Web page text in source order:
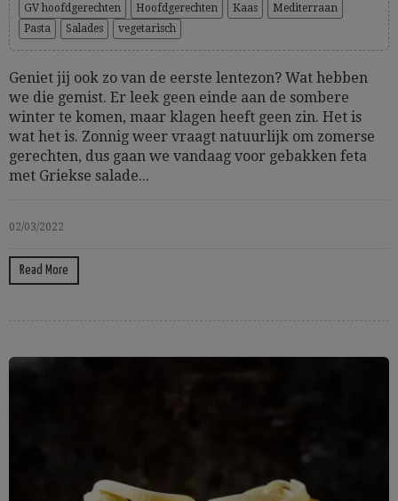
GV hoofdgerechten Hoofdgerechten Kaas
Mediterraan
Pasta
Salades vegetarisch
Geniet jij ook zo van de eerste lentezon? Wat hebben
we die gemist. Er leek geen einde aan de sombere
winter te komen, maar klagen heeft geen zin. Het is
wat het is. Zonnig weer vraagt natuurlijk om zomerse
gerechten, dus gaan we vandaag voor gebakken feta
met Griekse salade...
02/03/2022
Read More